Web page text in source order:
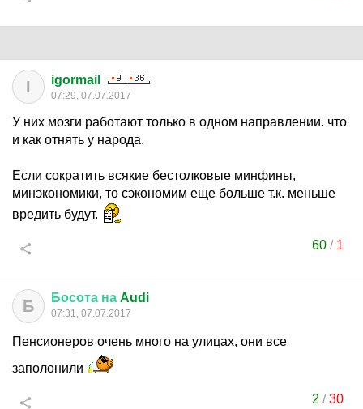
I igormail
07:29, 07.07.2017
У них мозги работают только в одном направлении. что
и как отнять у народа.
Если сократить всякие бестолковые минфины,
минэкономики, то сэкономим еще больше т.к. меньше
вредить будут.
60 / 1
Б Босота на Audi
07:31, 07.07.2017
Пенсионеров очень много на улицах, они все
заполонили
2 /30